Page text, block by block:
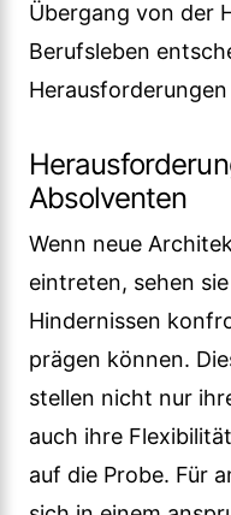
Übergang von der
Berufsleben
Absolventen
Wenn neue
eintreten, sehen
Hindernissen
prägen können.
stellen nicht nur
auch ihre
auf die Probe. Für